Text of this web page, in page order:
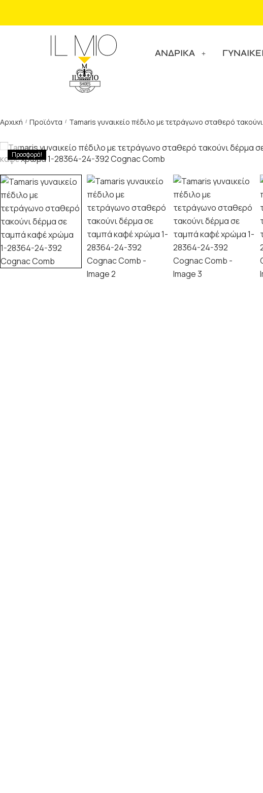
ΑΝΔΡΙΚΑ
Αρχική / Προϊόντα / Tamaris γυναικείο πέδιλο με τετράγωνο σταθερό
Προσφορά!